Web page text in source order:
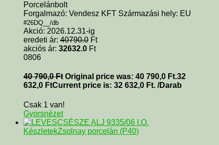
Porcelánbolt
Forgalmazó: Vendesz KFT Származási hely: EU
#26DQ__/db
Akció: 2026.12.31-ig
eredeti ár: 40790.0 Ft
akciós ár: 32632.0 Ft
0806
40 790,0Ft Original price was: 40 790,0 Ft.32
632,0 FtCurrent price is: 32 632,0 Ft. /Darab
Csak 1 van!
Gyorsnézet
KészletekZsolnay porcelán (P40)